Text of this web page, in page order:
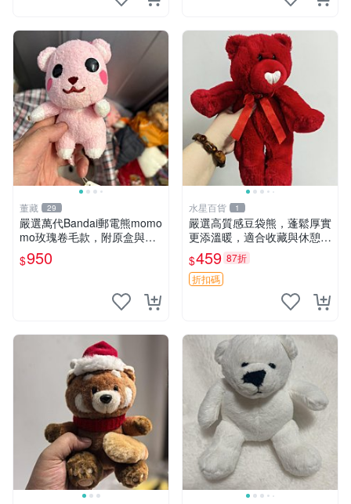
董藏 29
嚴選萬代Bandai郵電熊momo
mo玫瑰卷毛款，附原盒與吊
牌，粉嫩可愛入手即柔軟～
玫瑰卷毛 郵電熊 正品
$950
水星百貨 1
嚴選高質感豆袋熊，蓬鬆厚實
更添溫暖，適合收藏與休憩。
前胸填充飽滿，背部亦具優雅
設計。 豆袋熊 保暖 溫柔 蓬
松
$459 87折
折扣碼